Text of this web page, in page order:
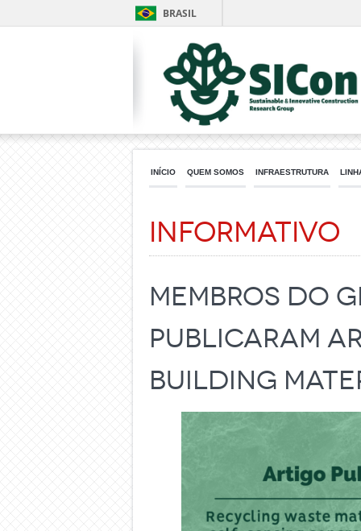
BRASIL
INÍCIO QUEM SOMOS INFRAESTRUTURA
Informativo
Membros do
publicaram
Building